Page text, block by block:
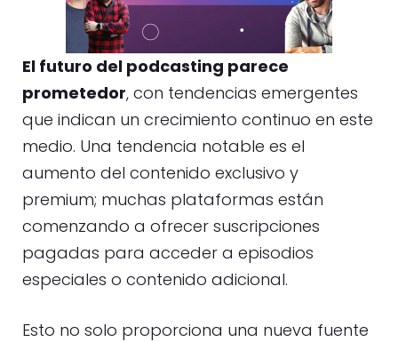
El futuro del podcasting parece
prometedor, con tendencias emergentes
que indican un crecimiento continuo en este
medio. Una tendencia notable es el
aumento del contenido exclusivo y
premium; muchas plataformas están
comenzando a ofrecer suscripciones
pagadas para acceder a episodios
especiales o contenido adicional.
Esto no solo proporciona una nueva fuente